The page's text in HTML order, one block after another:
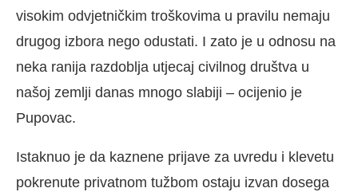
visokim odvjetničkim troškovima u pravilu nemaju
drugog izbora nego odustati. I zato je u odnosu na
neka ranija razdoblja utjecaj civilnog društva u
našoj zemlji danas mnogo slabiji – ocijenio je
Pupovac.
Istaknuo je da kaznene prijave za uvredu i klevetu
pokrenute privatnom tužbom ostaju izvan dosega